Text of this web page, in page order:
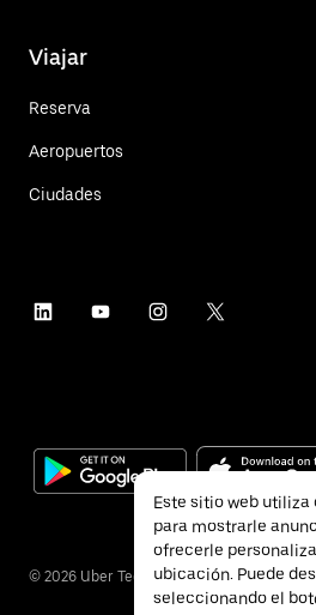
Viajar
Reserva
Aeropuertos
Ciudades
© 2026 Uber Technologies Inc.
Este sitio web utiliza
para mostrarle
ofrecerle
ubicación. Puede
seleccionando el